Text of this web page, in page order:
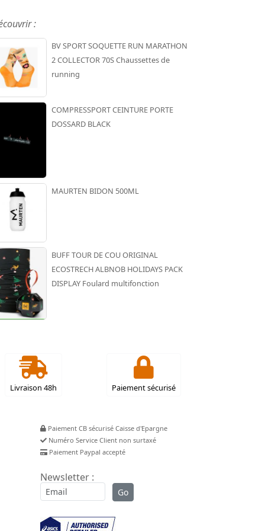
:
BV SPORT SOQUETTE RUN MARATHON
2 COLLECTOR 70S Chaussettes de
running
COMPRESSPORT CEINTURE PORTE
DOSSARD BLACK
MAURTEN BIDON 500ML
BUFF TOUR DE COU ORIGINAL
ECOSTRECH ALBNOB HOLIDAYS PACK
DISPLAY Foulard multifonction
Livraison 48h Paiement sécurisé
Paiement CB sécurisé Caisse d'Epargne
Numéro Service Client non surtaxé
Paiement Paypal accepté
Newsletter :